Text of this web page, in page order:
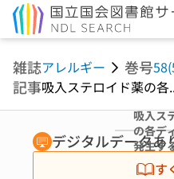
雑誌アレルギー 巻号
記事吸入ステロイド薬の各
吸入ス
の各デ
発生す
ロゾル
デジタルデータあ
す